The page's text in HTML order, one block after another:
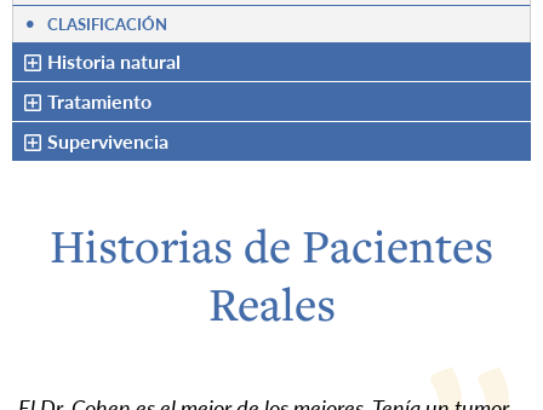
• CLASIFICACIÓN
Historia natural
Tratamiento
Supervivencia
Historias de Pacientes
Reales